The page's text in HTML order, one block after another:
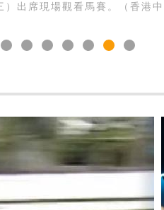
出席現場觀看馬賽。（香港